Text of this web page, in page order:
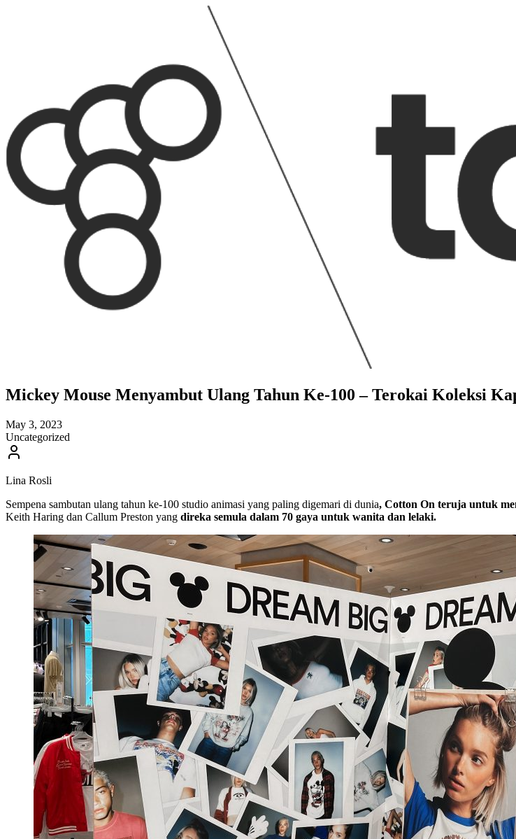
Mickey Mouse Menyambut Ulang Tahun Ke-100 – Terokai Koleksi
May 3, 2023
Uncategorized
Lina Rosli
Sempena sambutan ulang tahun ke-100 studio animasi yang paling digemari di dunia, Cotton On teruja untuk
Keith Haring dan Callum Preston yang direka semula dalam 70 gaya untuk wanita dan lelaki.